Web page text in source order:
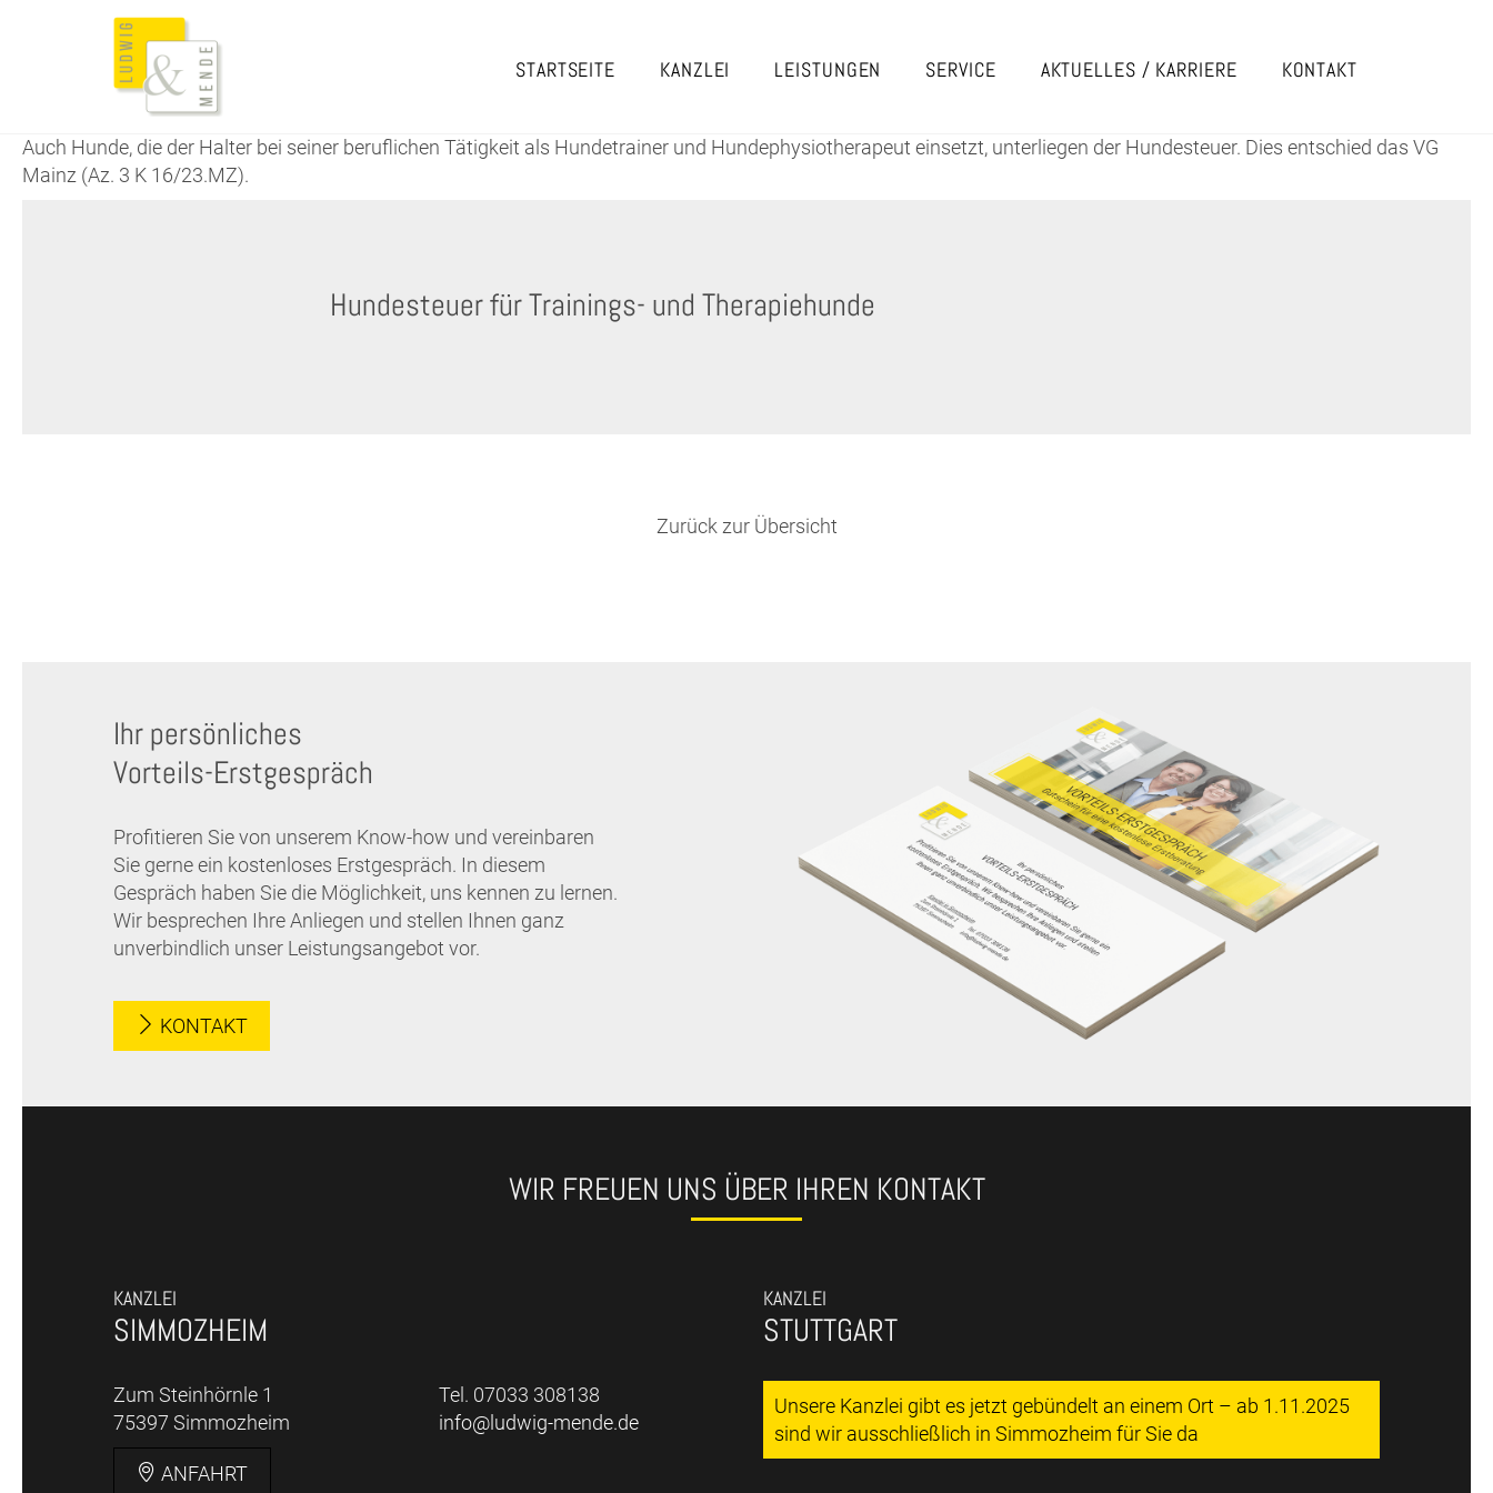
STARTSEITE KANZLEI LEISTUNGEN SERVICE AKTUELLES / KARRIERE KONTAKT
Auch Hunde, die der Halter bei seiner beruflichen Tätigkeit als Hundetrainer und Hundephysiotherapeut einsetzt, unterliegen der Hundesteuer. Dies entschied das VG
Mainz (Az. 3 K 16/23.MZ).
Hundesteuer für Trainings- und Therapiehunde
Zurück zur Übersicht
Ihr persönliches
Vorteils-Erstgespräch
Profitieren Sie von unserem Know-how und vereinbaren
Sie gerne ein kostenloses Erstgespräch. In diesem
Gespräch haben Sie die Möglichkeit, uns kennen zu lernen.
Wir besprechen Ihre Anliegen und stellen Ihnen ganz
unverbindlich unser Leistungsangebot vor.
KONTAKT
WIR FREUEN UNS ÜBER IHREN KONTAKT
KANZLEI
SIMMOZHEIM
Zum Steinhörnle 1
75397 Simmozheim
ANFAHRT
Tel. 07033 308138
info@ludwig-mende.de
KANZLEI
STUTTGART
Unsere Kanzlei gibt es jetzt gebündelt an einem Ort – ab 1.11.2025
sind wir ausschließlich in Simmozheim für Sie da